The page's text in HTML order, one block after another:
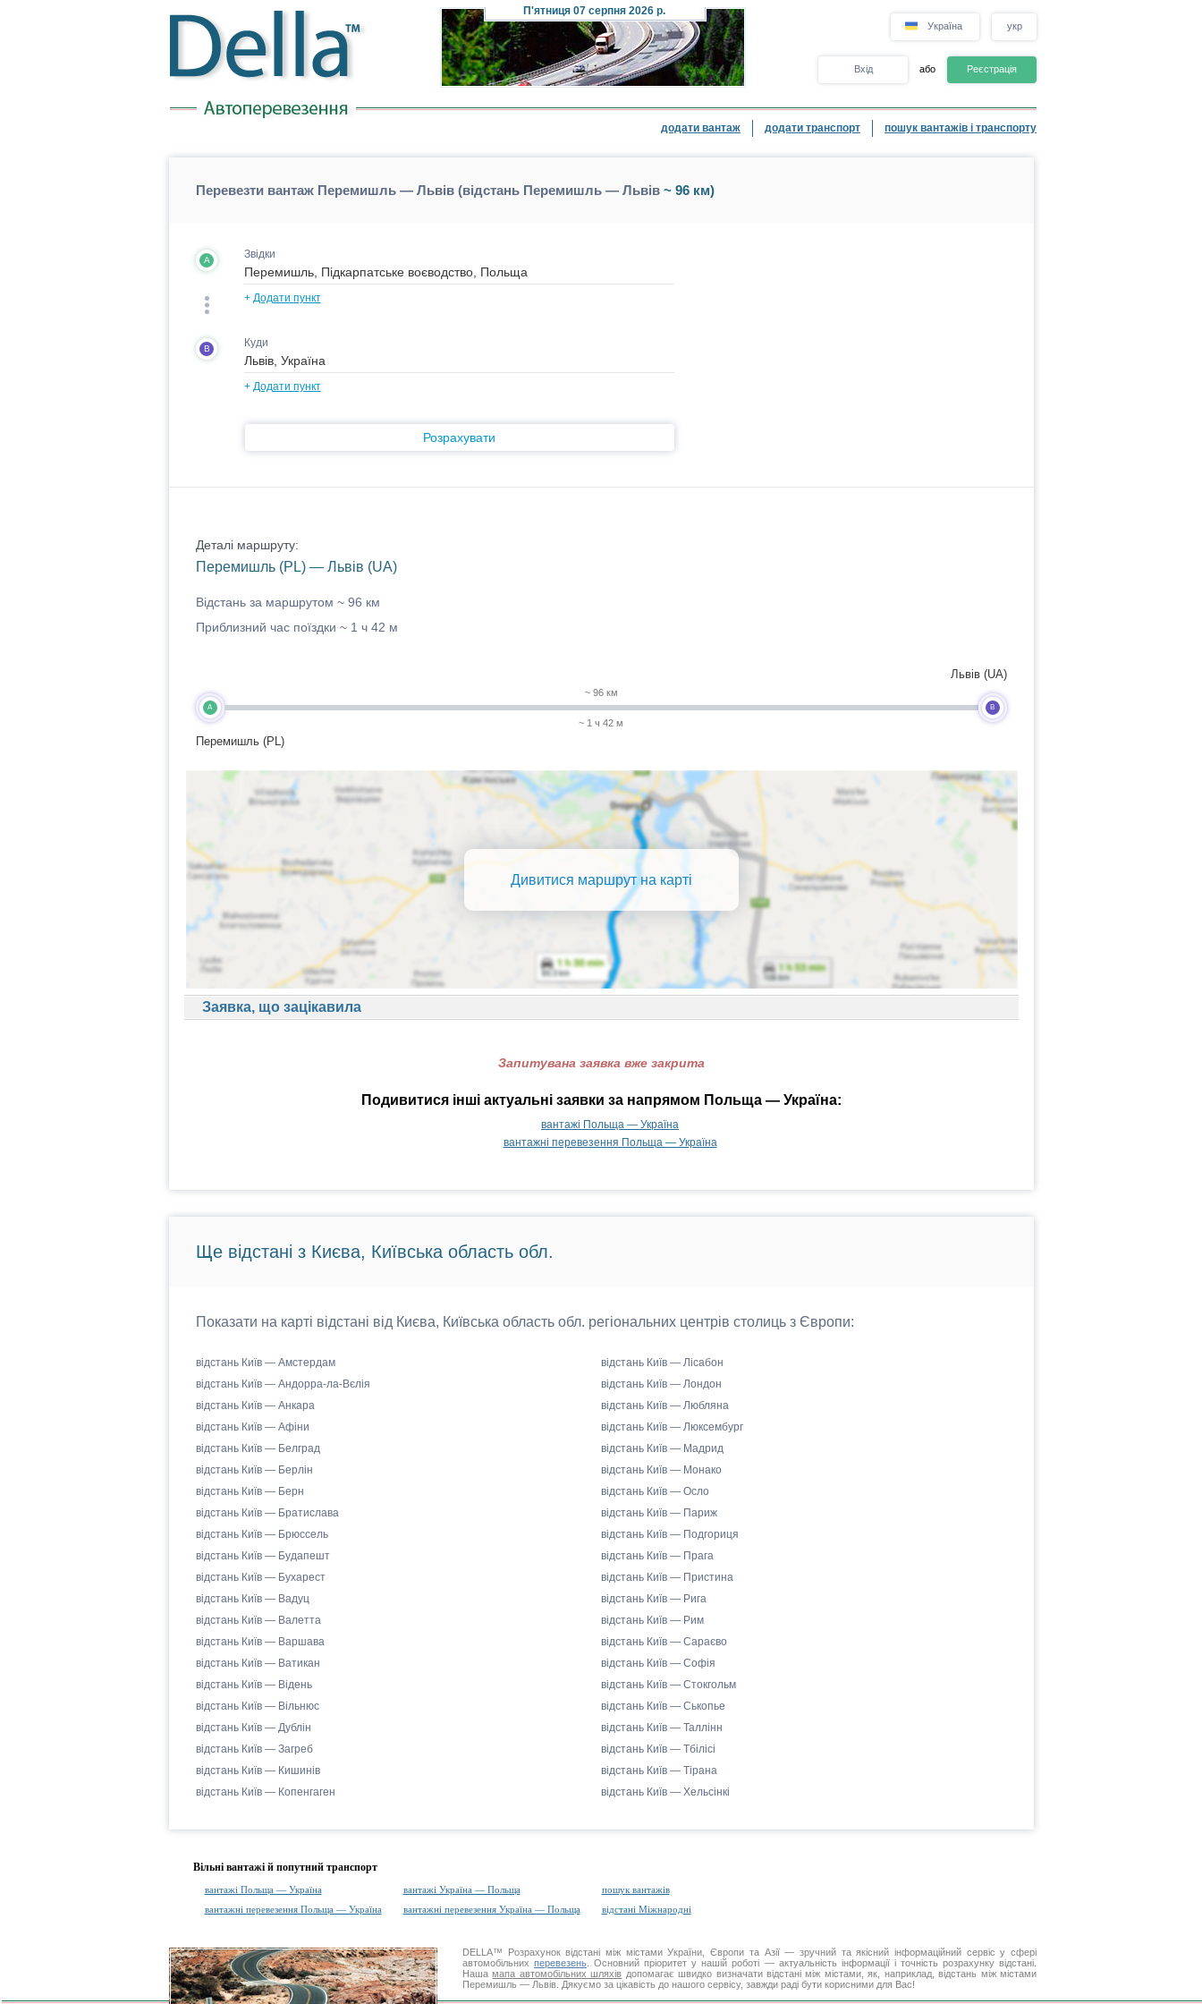
П'ятниця07 серпня 2026 р.
Україна укр
Вхід або Реєстрація
додати вантаж додати транспорт пошук вантажів і транспорту
Перевезти вантаж Перемишль — Львів (відстань Перемишль — Львів~ 96 км)
A Звідки
+ Додати пункт
B Куди
+ Додати пункт
Розрахувати
Деталі маршруту:
Перемишль (PL) — Львів (UA)
Відстань за маршрутом ~ 96 км
Приблизний час поїздки ~ 1 ч 42 м
A
Перемишль (PL)
~ 96 км
~ 1 ч 42 м
B
Львів (UA)
Дивитися маршрут на карті
Заявка, що зацікавила
Запитувана заявка вже закрита
Подивитися інші актуальні заявки за напрямом Польща — Україна:
вантажі Польща — Україна
вантажні перевезення Польща — Україна
Ще відстані з Києва, Київська область обл.
Показати на карті відстані від Києва, Київська область обл. регіональних центрів столиць з Європи:
відстань Київ — Амстердам
відстань Київ — Андорра-ла-Вєлія
відстань Київ — Анкара
відстань Київ — Афіни
відстань Київ — Белград
відстань Київ — Берлін
відстань Київ — Берн
відстань Київ — Братислава
відстань Київ — Брюссель
відстань Київ — Будапешт
відстань Київ — Бухарест
відстань Київ — Вадуц
відстань Київ — Валетта
відстань Київ — Варшава
відстань Київ — Ватикан
відстань Київ — Відень
відстань Київ — Вільнюс
відстань Київ — Дублін
відстань Київ — Загреб
відстань Київ — Кишинів
відстань Київ — Копенгаген
відстань Київ — Лісабон
відстань Київ — Лондон
відстань Київ — Любляна
відстань Київ — Люксембург
відстань Київ — Мадрид
відстань Київ — Монако
відстань Київ — Осло
відстань Київ — Париж
відстань Київ — Подгориця
відстань Київ — Прага
відстань Київ — Пристина
відстань Київ — Рига
відстань Київ — Рим
відстань Київ — Сараєво
відстань Київ — Софія
відстань Київ — Стокгольм
відстань Київ — Ськопье
відстань Київ — Таллінн
відстань Київ — Тбілісі
відстань Київ — Тірана
відстань Київ — Хельсінкі
Вільні вантажі й попутний транспорт
вантажі Польща — Україна вантажі Україна — Польща
пошук вантажів
вантажні перевезення Польща — Україна
вантажні перевезення Україна — Польща відстані Міжнародні
DELLA™ Розрахунок відстані між містами України, Європи та Азії — зручний та якісний інформаційний сервіс у сфері
автомобільнихперевезень . Основний пріоритет у нашій роботі — актуальність інформації і точність розрахунку відстані.
Нашамапа автомобільних шляхів допомагає швидко визначати відстані між містами, як, наприклад, відстань між містами
Перемишль — Львів. Дякуємо за цікавість до нашого сервісу, завжди раді бути корисними для Вас!